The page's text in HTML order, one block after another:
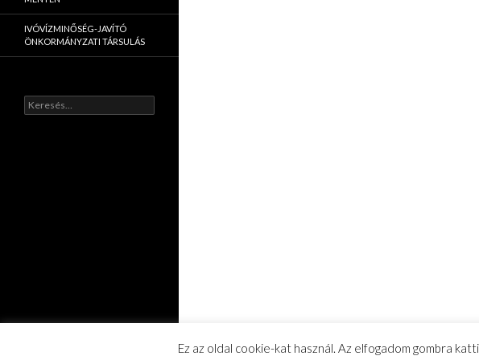
IVÓVÍZMINŐSÉG-JAVÍTÓ
ÖNKORMÁNYZATI TÁRSULÁS
K
e
Ez az oldal cookie-kat használ. Az elfogadom gombra